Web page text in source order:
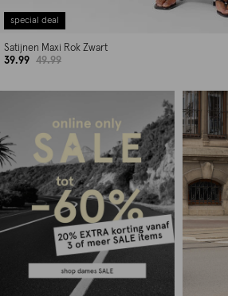
special deal
Satijnen Maxi Rok Zwart
39.99
49.99